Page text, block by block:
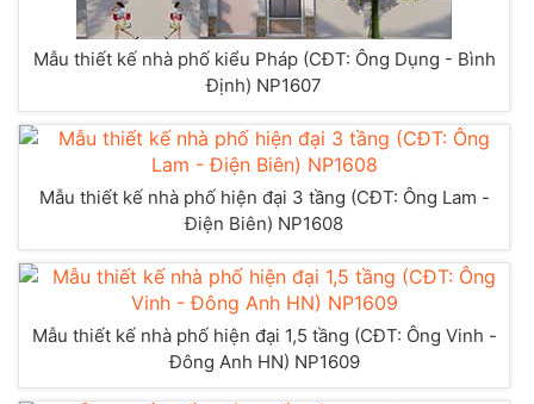
Mẫu thiết kế nhà phố kiểu Pháp (CĐT: Ông Dụng - Bình
Định) NP1607
Mẫu thiết kế nhà phố hiện đại 3 tầng (CĐT: Ông Lam -
Điện Biên) NP1608
Mẫu thiết kế nhà phố hiện đại 1,5 tầng (CĐT: Ông Vinh -
Đông Anh HN) NP1609